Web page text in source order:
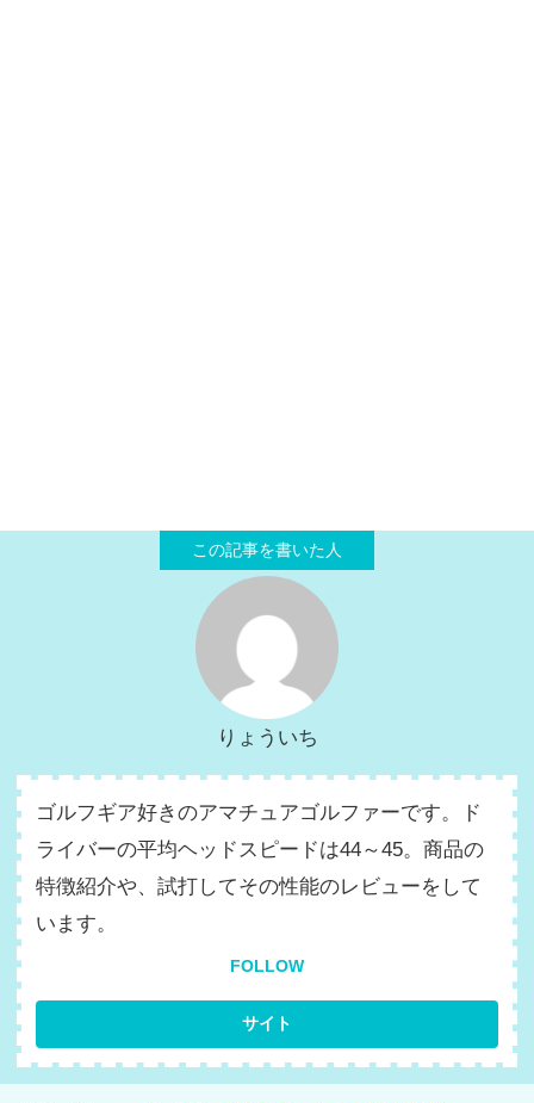
りょういち
ゴルフギア好きのアマチュアゴルファーです。ド
ライバーの平均ヘッドスピードは44～45。商品の
特徴紹介や、試打してその性能のレビューをして
います。
FOLLOW